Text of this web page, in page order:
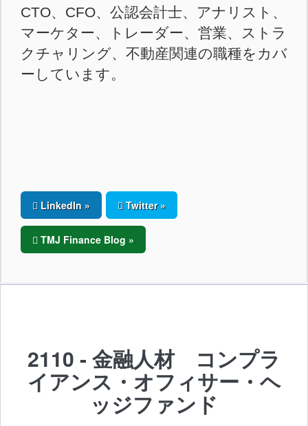
CTO、CFO、公認会計士、アナリスト、
マーケター、トレーダー、営業、ストラ
クチャリング、不動産関連の職種をカバ
ーしています。
LinkedIn » Twitter »
TMJ Finance Blog »
2110 - 金融人材 コンプラ
イアンス・オフィサー・ヘ
ッジファンド